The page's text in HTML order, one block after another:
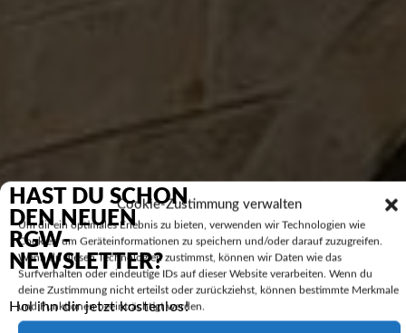
Cookie-Zustimmung verwalten
Um dir ein optimales Erlebnis zu bieten, verwenden wir Technologien wie
Cookies, um Geräteinformationen zu speichern und/oder darauf zuzugreifen.
Wenn du diesen Technologien zustimmst, können wir Daten wie das
Surfverhalten oder eindeutige IDs auf dieser Website verarbeiten. Wenn du
deine Zustimmung nicht erteilst oder zurückziehst, können bestimmte Merkmale
und Funktionen beeinträchtigt werden.
HAST DU SCHON
DEN NEUEN
RGW-
NEWSLETTER?
Hol ihn dir jetzt kostenlos!